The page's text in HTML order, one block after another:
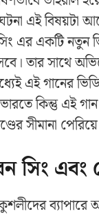
এই বিষয়টা
এর একটি
তার সাথে
এই গানের
কিন্তু এই
সীমানা
সিং এবং